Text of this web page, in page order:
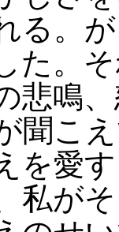
る。
た。
悲鳴
聞こ
愛す
私が